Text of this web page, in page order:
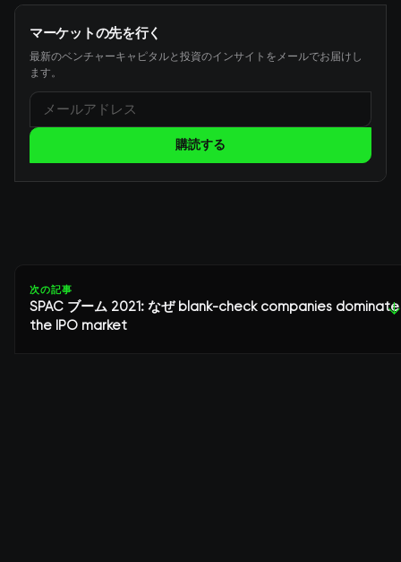
マーケットの先を行く
最新のベンチャーキャピタルと投資のインサイトをメールでお届けし
ます。
購読する
次の記事
SPAC ブーム 2021: なぜ blank-check companies dominate
the IPO market
↓